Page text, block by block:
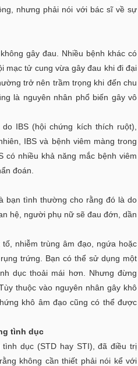
nhưng phải nói với bác sĩ về sự
gây đau. Nhiều bệnh khác có
mạc tử cung vừa gây đau khi đi đại
trở nên trầm trọng khi đến chu
là nguyên nhân phổ biến gây vô
IBS (hội chứng kích thích ruột),
IBS và bệnh viêm màng trong
có nhiều khả năng mắc bệnh viêm
đoán.
bạn tình thường cho rằng đó là do
hệ, người phụ nữ sẽ đau đớn, dần
nhiễm trùng âm đạo, ngứa hoặc
trứng. Bạn có thể sử dụng một
dục thoải mái hơn. Nhưng đừng
thuộc vào nguyên nhân gây khô
khô âm đạo cũng có thể được
tình dục
dục (STD hay STI), đã điều trị
không cần thiết phải nói kể với